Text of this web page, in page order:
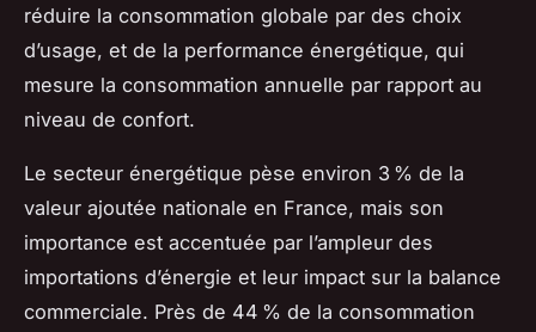
réduire la consommation globale par des choix
d’usage, et de la performance énergétique, qui
mesure la consommation annuelle par rapport au
niveau de confort.
Le secteur énergétique pèse environ 3 % de la
valeur ajoutée nationale en France, mais son
importance est accentuée par l’ampleur des
importations d’énergie et leur impact sur la balance
commerciale. Près de 44 % de la consommation